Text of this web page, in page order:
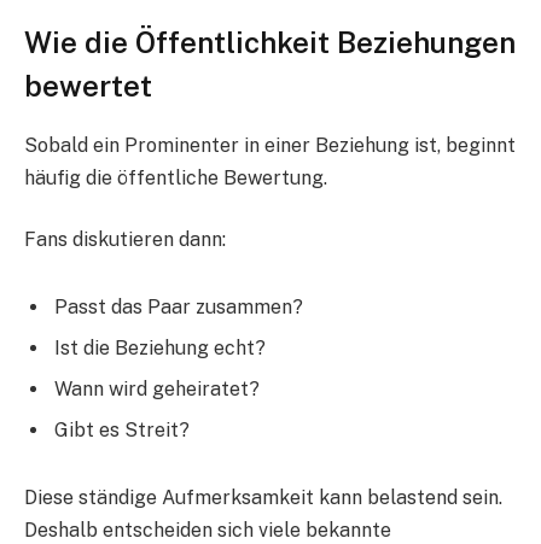
Wie die Öffentlichkeit Beziehungen
bewertet
Sobald ein Prominenter in einer Beziehung ist, beginnt
häufig die öffentliche Bewertung.
Fans diskutieren dann:
Passt das Paar zusammen?
Ist die Beziehung echt?
Wann wird geheiratet?
Gibt es Streit?
Diese ständige Aufmerksamkeit kann belastend sein.
Deshalb entscheiden sich viele bekannte